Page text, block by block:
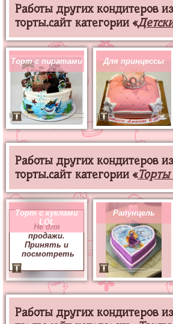
Работы других кондитеров
торты.сайт категории «
Торт с пиратами Для принцессы
Работы других кондитеров
торты.сайт категории «Торты
Торт с куклами
LOL
Не для
продажи.
Принять и
посмотреть
Рапунцель
Работы других кондитеров